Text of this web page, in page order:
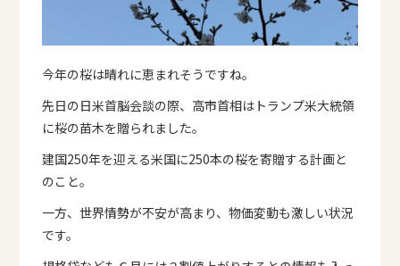
今年の桜は晴れに恵まれそうですね。
先日の日米首脳会談の際、高市首相はトランプ米大統領
に桜の苗木を贈られました。
建国250年を迎える米国に250本の桜を寄贈する計画と
のこと。
一方、世界情勢が不安が高まり、物価変動も激しい状況
です。